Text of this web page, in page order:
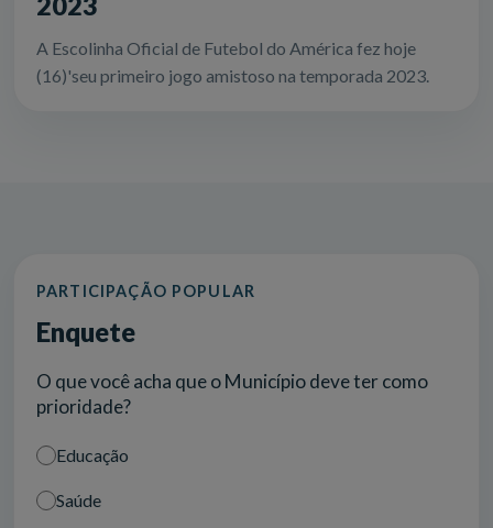
A Escolinha Oficial de Futebol do América fez hoje
(16)'seu primeiro jogo amistoso na temporada 2023.
PARTICIPAÇÃO POPULAR
Enquete
O que você acha que o Município deve ter como
prioridade?
Educação
Saúde